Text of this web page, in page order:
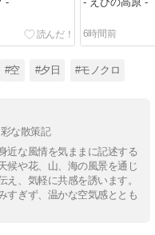
- - えびの高原 -
6時間前
#空 #夕日 #モノクロ
な散策記
近な風情を気ままに記述する
候や花、山、海の風景を通じ
、気軽に共感を誘います。
すぎず、温かな空気感ととも